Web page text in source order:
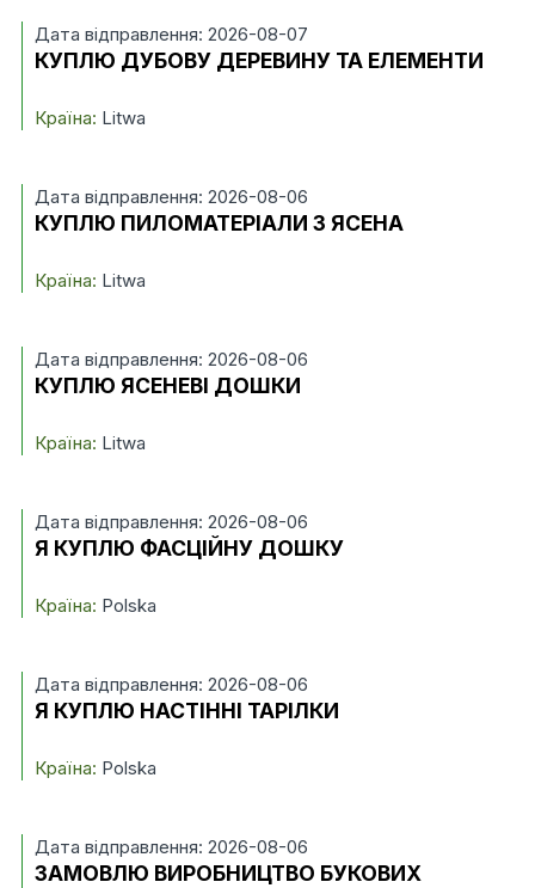
Дата відправлення: 2026-08-07
КУПЛЮ ДУБОВУ ДЕРЕВИНУ ТА ЕЛЕМЕНТИ
Країна: Litwa
Дата відправлення: 2026-08-06
КУПЛЮ ПИЛОМАТЕРІАЛИ З ЯСЕНА
Країна: Litwa
Дата відправлення: 2026-08-06
КУПЛЮ ЯСЕНЕВІ ДОШКИ
Країна: Litwa
Дата відправлення: 2026-08-06
Я КУПЛЮ ФАСЦІЙНУ ДОШКУ
Країна: Polska
Дата відправлення: 2026-08-06
Я КУПЛЮ НАСТІННІ ТАРІЛКИ
Країна: Polska
Дата відправлення: 2026-08-06
ЗАМОВЛЮ ВИРОБНИЦТВО БУКОВИХ